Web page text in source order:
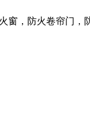
窗，防火卷帘门